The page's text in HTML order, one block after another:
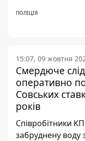
ПОЛІЦІЯ
15:07, 09 жовтня
Смердюче
оперативно
Совських
років
Співробітники
забруднену воду